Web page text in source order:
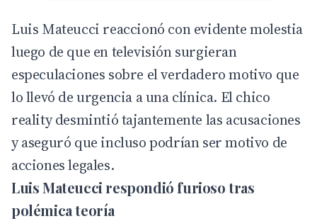
Luis Mateucci reaccionó con evidente molestia
luego de que en televisión surgieran
especulaciones sobre el verdadero motivo que
lo llevó de urgencia a una clínica. El chico
reality desmintió tajantemente las acusaciones
y aseguró que incluso podrían ser motivo de
acciones legales.
Luis Mateucci respondió furioso tras
polémica teoría